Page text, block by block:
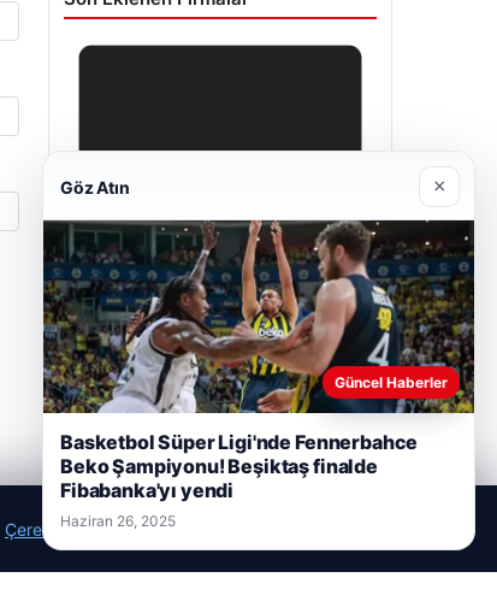
Prenses Night Club
Nisan 29, 2026
Çerez Politikamız
Göz Atın ×
Güncel Haberler
Basketbol Süper Ligi'nde Fennerbahce
Beko Şampiyonu! Beşiktaş finalde
Fibabanka'yı yendi
Haziran 26, 2025